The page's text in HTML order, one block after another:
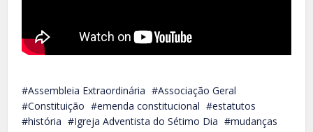
Assembleia Extraordinária
Associação Geral
Constituição
emenda constitucional
estatutos
história
Igreja Adventista do Sétimo Dia
mudanças